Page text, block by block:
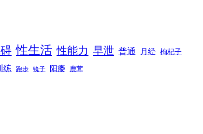
性生活 性能力 早泄 普通 月经 枸杞子
练 跑步 镜子 阳痿 鹿茸